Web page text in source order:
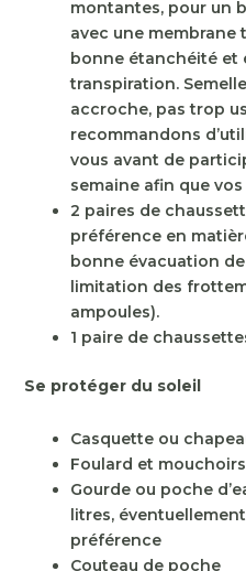
montantes, pour un
avec une membrane
bonne étanchéité et
transpiration.
accroche, pas trop
recommandons
vous avant de
semaine afin que
2 paires de
préférence en
bonne évacuation
limitation des
ampoules).
1 paire de
Se protéger du soleil
Casquette ou
Foulard et mouchoirs
Gourde ou poche
litres,
préférence
Couteau de poche